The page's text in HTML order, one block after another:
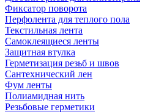
Фиксатор поворота
Перфолента для теплого пола
Текстильная лента
Самоклеящиеся ленты
Защитная втулка
Герметизация резьб и швов
Сантехнический лен
Фум ленты
Полиамидная нить
Резьбовые герметики